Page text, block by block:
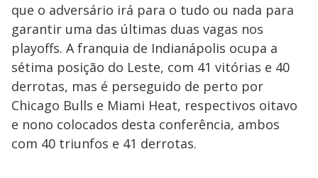
que o adversário irá para o tudo ou nada para
garantir uma das últimas duas vagas nos
playoffs. A franquia de Indianápolis ocupa a
sétima posição do Leste, com 41 vitórias e 40
derrotas, mas é perseguido de perto por
Chicago Bulls e Miami Heat, respectivos oitavo
e nono colocados desta conferência, ambos
com 40 triunfos e 41 derrotas.